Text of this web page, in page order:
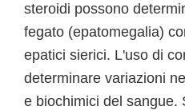
steroidi possono
fegato (epatomegalia)
epatici sierici. L'uso di
determinare variazioni
e biochimici del sangue.